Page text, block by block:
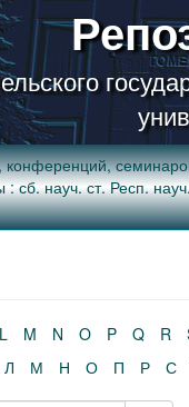
конференций,
науч. ст. Респ.
L M N O P Q R
Л М Н О П Р С